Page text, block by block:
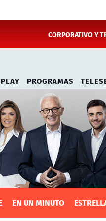
CORPORATIVO Y
PROGRAMAS
EN UN MINUTO